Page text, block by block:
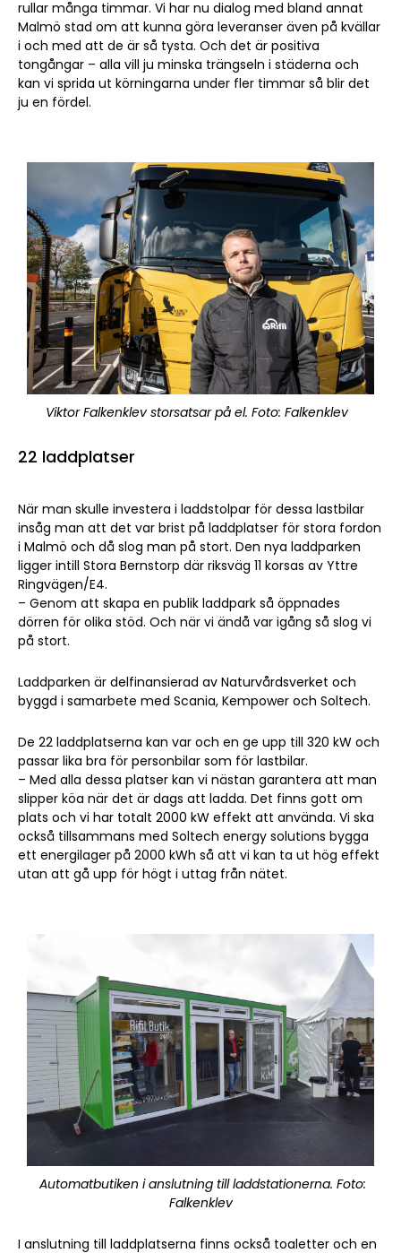
rullar många timmar. Vi har nu dialog med bland annat
Malmö stad om att kunna göra leveranser även på kvällar
i och med att de är så tysta. Och det är positiva
tongångar – alla vill ju minska trängseln i städerna och
kan vi sprida ut körningarna under fler timmar så blir det
ju en fördel.
Viktor Falkenklev storsatsar på el. Foto: Falkenklev
22 laddplatser
När man skulle investera i laddstolpar för dessa lastbilar
insåg man att det var brist på laddplatser för stora fordon
i Malmö och då slog man på stort. Den nya laddparken
ligger intill Stora Bernstorp där riksväg 11 korsas av Yttre
Ringvägen/E4.
– Genom att skapa en publik laddpark så öppnades
dörren för olika stöd. Och när vi ändå var igång så slog vi
på stort.
Laddparken är delfinansierad av Naturvårdsverket och
byggd i samarbete med Scania, Kempower och Soltech.
De 22 laddplatserna kan var och en ge upp till 320 kW och
passar lika bra för personbilar som för lastbilar.
– Med alla dessa platser kan vi nästan garantera att man
slipper köa när det är dags att ladda. Det finns gott om
plats och vi har totalt 2000 kW effekt att använda. Vi ska
också tillsammans med Soltech energy solutions bygga
ett energilager på 2000 kWh så att vi kan ta ut hög effekt
utan att gå upp för högt i uttag från nätet.
Automatbutiken i anslutning till laddstationerna. Foto:
Falkenklev
I anslutning till laddplatserna finns också toaletter och en